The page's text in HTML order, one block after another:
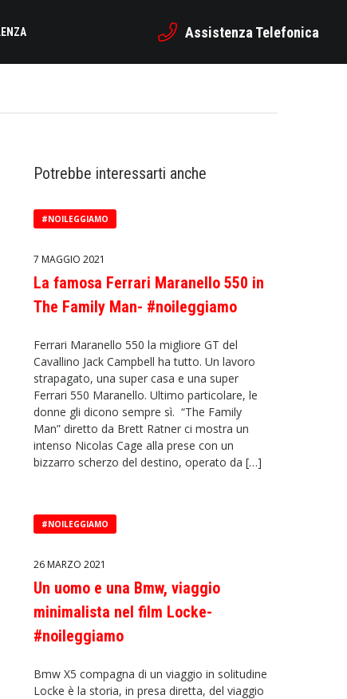
Assistenza Telefonica
Potrebbe interessarti anche
#NOILEGGIAMO
7 MAGGIO 2021
La famosa Ferrari Maranello 550 in
The Family Man- #noileggiamo
Ferrari Maranello 550 la migliore GT del
Cavallino Jack Campbell ha tutto. Un lavoro
strapagato, una super casa e una super
Ferrari 550 Maranello. Ultimo particolare, le
donne gli dicono sempre sì. “The Family
Man” diretto da Brett Ratner ci mostra un
intenso Nicolas Cage alla prese con un
bizzarro scherzo del destino, operato da […]
#NOILEGGIAMO
26 MARZO 2021
Un uomo e una Bmw, viaggio
minimalista nel film Locke-
#noileggiamo
Bmw X5 compagna di un viaggio in solitudine
Locke è la storia, in presa diretta, del viaggio